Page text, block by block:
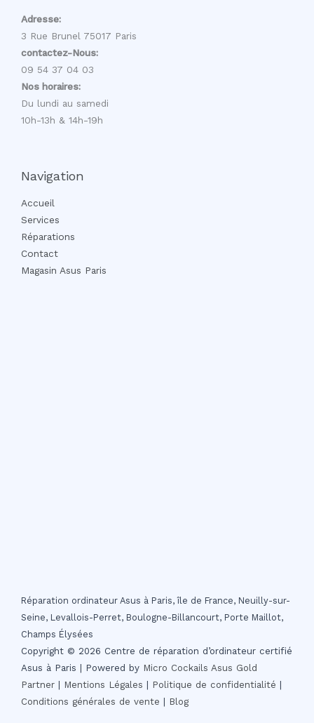
Adresse:
3 Rue Brunel 75017 Paris
contactez-Nous:
09 54 37 04 03
Nos horaires:
Du lundi au samedi
10h-13h & 14h-19h
Navigation
Accueil
Services
Réparations
Contact
Magasin Asus Paris
Réparation ordinateur Asus à Paris, île de France, Neuilly-sur-
Seine, Levallois-Perret, Boulogne-Billancourt, Porte Maillot,
Champs Élysées
Copyright © 2026 Centre de réparation d’ordinateur certifié
Asus à Paris | Powered by Micro Cockails Asus Gold
Partner | Mentions Légales | Politique de confidentialité |
Conditions générales de vente | Blog